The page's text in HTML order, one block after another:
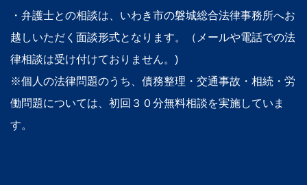
・弁護士との相談は、いわき市の磐城総合法律事務所へお
越しいただく面談形式となります。（メールや電話での法
律相談は受け付けておりません。)
※個人の法律問題のうち、債務整理・交通事故・相続・労
働問題については、初回３０分無料相談を実施していま
す。